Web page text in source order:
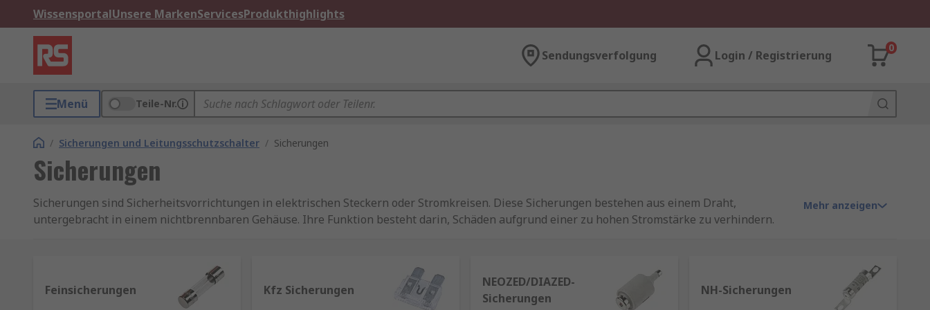
WissensportalUnsere MarkenServicesProdukthighlights
Sendungsverfolgung Login / Registrierung
0
Menü Teile-Nr.
/ Sicherungen und Leitungsschutzschalter / Sicherungen
Sicherungen
Sicherungen sind Sicherheitsvorrichtungen in elektrischen Steckern oder Stromkreisen. Diese Sicherungen bestehen aus einem Draht,
untergebracht in einem nichtbrennbaren Gehäuse. Ihre Funktion besteht darin, Schäden aufgrund einer zu hohen Stromstärke zu verhindern.
Wofür werden Sicherungen eingesetzt?
Ein alltägliches Beispiel für die Verwendung von Sicherungen ist ein Haarfön: Wenn die vom Gerät umgesetzte Leistung den für das Gerät
Mehr anzeigen
Feinsicherungen Kfz Sicherungen
NEOZED/DIAZED-
Sicherungen
NH-Sicherungen